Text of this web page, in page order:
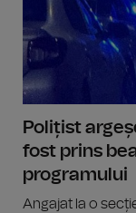
Polițist
fost prins
programului
Angajat la o